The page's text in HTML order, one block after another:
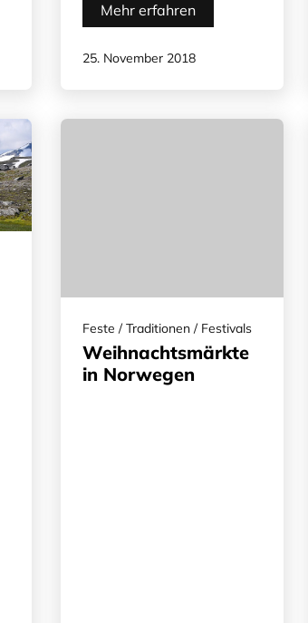
Mehr erfahren
25. November 2018
Feste / Traditionen / Festivals
Weihnachtsmärkte
in Norwegen